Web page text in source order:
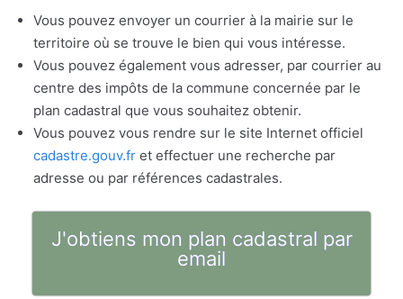
Vous pouvez envoyer un courrier à la mairie sur le
territoire où se trouve le bien qui vous intéresse.
Vous pouvez également vous adresser, par courrier au
centre des impôts de la commune concernée par le
plan cadastral que vous souhaitez obtenir.
Vous pouvez vous rendre sur le site Internet officiel
cadastre.gouv.fr et effectuer une recherche par
adresse ou par références cadastrales.
J'obtiens mon plan cadastral par
email